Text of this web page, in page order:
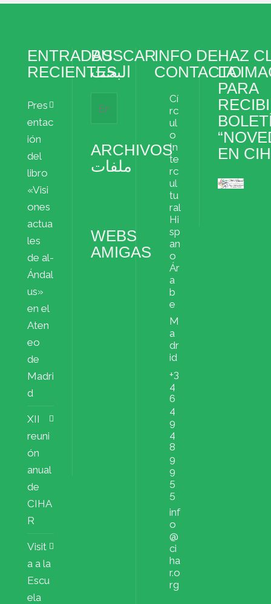
ENTRADAS
RECIENTES
Pres
entac
ión
del
libro
«Visi
ones
actua
les
de al-
Ándal
us»
en el
Aten
eo
de
Madri
d
XII
reuni
ón
anual
de
CIHA
R
Visit
a a la
Escu
ela
BUSCAR
البحث
ARCHIVOS
ملفات
WEBS
AMIGAS
INFO DE
CONTACTO
Cí
rc
ul
o
In
te
rc
ul
tu
ral
Hi
sp
an
o
Ár
a
b
e
M
a
dr
id
+3
4
6
4
9
4
8
9
9
5
5
inf
o
@
ci
ha
r.o
rg
HAZ
LA
PARA
EN